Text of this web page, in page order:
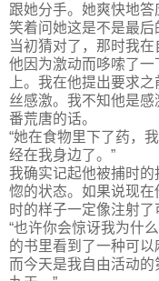
跟她分手。她爽快地
笑着问她这是不是最
当初猜对了，那时我
他因为激动而哆嗦了
上。我在他提出要求
丝感激。我不知他是
番荒唐的话。
“她在食物里下了药，
经在我身边了。”
我确实记起他被捕时
惚的状态。如果说现
时的样子一定像注射了
“也许你会惊讶我为什
的书里看到了一种可以
而今天是我自由活动